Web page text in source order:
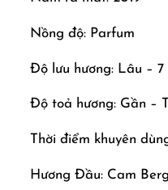
Nồng độ: Parfum
Độ lưu hương: Lâu – 7
Độ toả hương: Gần –
Thời điểm khuyên
Hương Đầu: Cam